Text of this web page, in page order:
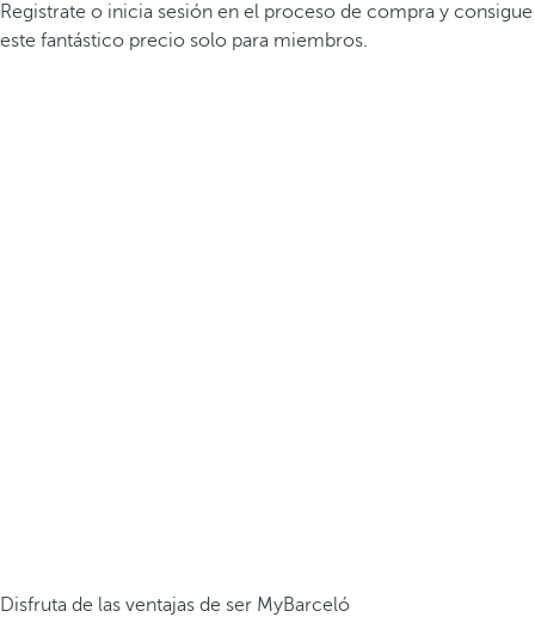
Registrate o inicia sesión en el proceso de compra y consigue
este fantástico precio solo para miembros.
Disfruta de las ventajas de ser MyBarceló